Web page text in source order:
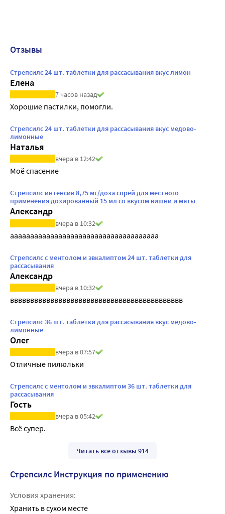
Отзывы
Стрепсилс 24 шт. таблетки для рассасывания вкус лимон
Елена
7 часов назад
Хорошие пастилки, помогли.
Стрепсилс 24 шт. таблетки для рассасывания вкус медово-
лимонные
Наталья
вчера в 12:42
Моё спасение
Стрепсилс интенсив 8,75 мг/доза спрей для местного
применения дозированный 15 мл со вкусом вишни и мяты
Александр
вчера в 10:32
ааааааааааааааааааааааааааааааааааааа
Стрепсилс с ментолом и эвкалиптом 24 шт. таблетки для
рассасывания
Александр
вчера в 10:32
ввввввввввввввввввввввввввввввввввввввввввв
Стрепсилс 36 шт. таблетки для рассасывания вкус медово-
лимонные
Олег
вчера в 07:57
Отличные пилюльки
Стрепсилс с ментолом и эвкалиптом 36 шт. таблетки для
рассасывания
Гость
вчера в 05:42
Всё супер.
Читать все отзывы 914
Стрепсилс Инструкция по применению
Условия хранения:
Хранить в сухом месте